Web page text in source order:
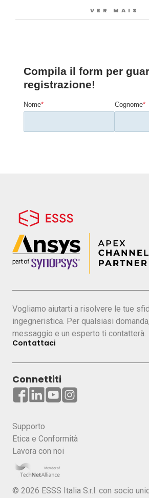
Verrà illustrato, attraverso
un’esplorazione
alternative progettuali.
Si mostrerà come il
tra materiali, configurazioni
Ansys consolidato, al fine di
processi di sviluppo
qualità e ridurre
to-market, acquisendo un
vantaggio competitivo.
Cosa imparerai:
Presentazione generale del
Discovery
Esempi pratici
Domande e risposte
Chi dovrebbe partecipare:
Ingegneri, tecnici e
Panelista:
VER MAIS
Vogliamo aiutarti a risolvere le tue
ingegneristica. Per qualsiasi
messaggio e un esperto ti contatterà.
Contattaci
Connettiti
© 2026 ESSS Italia S.r.l. con socio
Supporto
Etica e Conformità
Lavora con noi